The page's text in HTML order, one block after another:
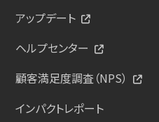
アップデート
ヘルプセンター
顧客満足度調査（NPS）
インパクトレポート